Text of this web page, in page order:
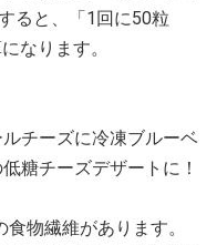
ると、「1回に50粒
なります。
チーズに冷凍ブルーベ
糖チーズデザートに！
物繊維があります。